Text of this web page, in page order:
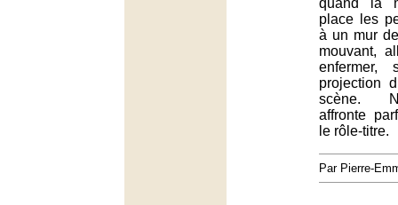
quand la
place les
à un mur
mouvant,
enfermer,
projection
scène.
affronte
le rôle-titre.
Par Pierre-